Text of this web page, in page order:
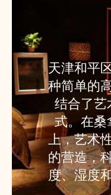
白”的物质，
功能，帮助身
拿的养生效果
的伸展运动，
环。同时，桑
够有效刺激血
的适应能力。
天津和平
种简单的
结合了艺
式。在桑
上，艺术
的营造，
度、湿度